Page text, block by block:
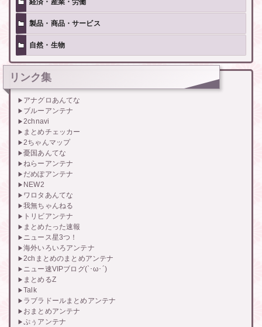
経済・産業・労働
製品・商品・サービス
自然・生物
リンク集
アナグロあんてな
ブルーアンテナ
2chnavi
まとめチェッカー
2ちゃんマップ
憂国あんてな
ねらーアンテナ
だめぽアンテナ
NEW2
ワロタあんてな
我無ちゃんねる
トリビアンテナ
まとめたった速報
ニュース星3つ！
海外いろいろアンテナ
2chまとめのまとめアンテナ
ニュー速VIPブログ(`･ω･´)
まとめるZ
Talk
ラブラドールまとめアンテナ
おまとめアンテナ
ぷぅアンテナ